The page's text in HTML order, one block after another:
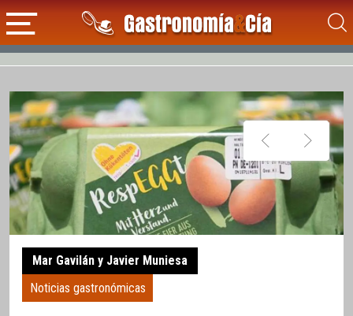
Mar Gavilán y Javier Muniesa
Noticias gastronómicas